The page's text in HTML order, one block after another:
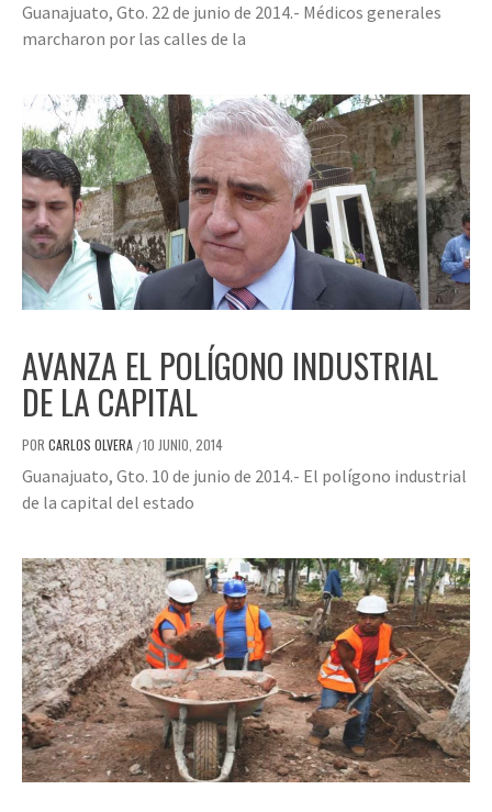
Guanajuato, Gto. 22 de junio de 2014.- Médicos generales
marcharon por las calles de la
AVANZA EL POLÍGONO INDUSTRIAL
DE LA CAPITAL
POR CARLOS OLVERA /10 JUNIO, 2014
Guanajuato, Gto. 10 de junio de 2014.- El polígono industrial
de la capital del estado